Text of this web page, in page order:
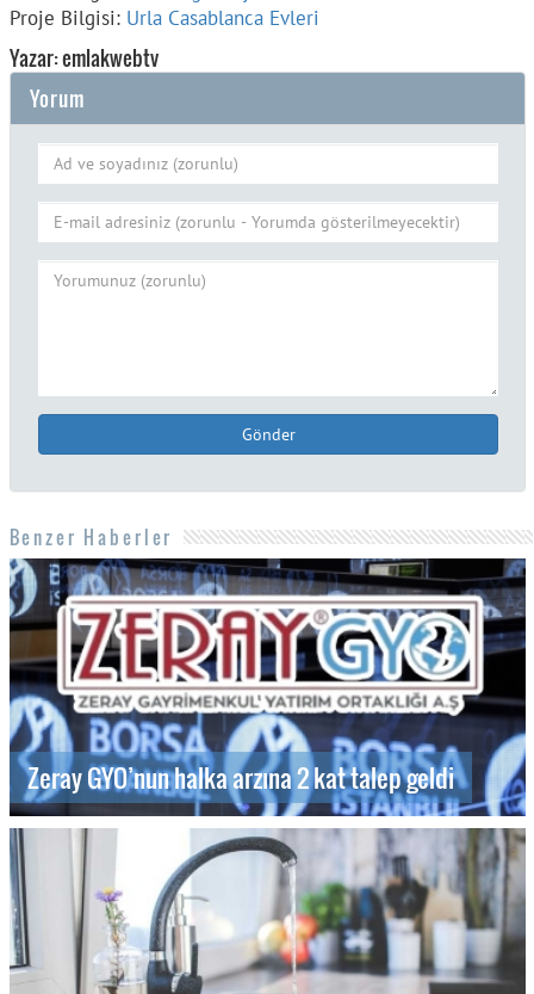
Proje Bilgisi: Urla Casablanca Evleri
Yazar: emlakwebtv
Yorum
Gönder
Benzer Haberler
Zeray GYO’nun halka arzına 2 kat talep geldi